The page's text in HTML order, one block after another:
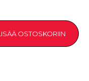
OSTOSKORIIN